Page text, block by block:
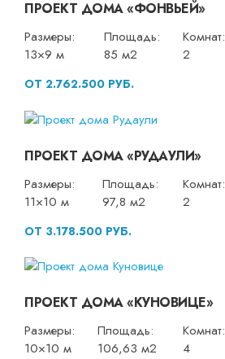
ПРОЕКТ ДОМА «ФОНВЬЕЙ»
Размеры:
13×9 м
Площадь:
85 м2
Комнат:
2
ОТ 2.762.500 РУБ.
ПРОЕКТ ДОМА «РУДАУЛИ»
Размеры:
11×10 м
Площадь:
97,8 м2
Комнат:
2
ОТ 3.178.500 РУБ.
ПРОЕКТ ДОМА «КУНОВИЦЕ»
Размеры:
10×10 м
Площадь:
106,63 м2
Комнат:
4